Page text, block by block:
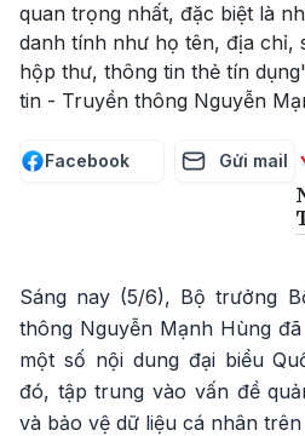
quan trọng nhất, đặc biệt là
danh tính như họ tên, địa chỉ,
hộp thư, thông tin thẻ tín
tin - Truyền thông Nguyễn
Facebook Gửi mail
Sáng nay (5/6), Bộ trưởng
thông Nguyễn Mạnh Hùng
một số nội dung đại biểu
đó, tập trung vào vấn đề
và bảo vệ dữ liệu cá nhân